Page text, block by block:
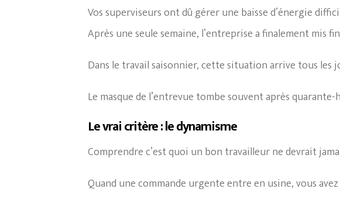
Vos superviseurs ont dû gérer une baisse d’énergie
Après une seule semaine, l’entreprise a finalement mis
Dans le travail saisonnier, cette situation arrive tous les
Le masque de l’entrevue tombe souvent après
Le vrai critère : le dynamisme
Comprendre c’est quoi un bon travailleur ne devrait
Quand une commande urgente entre en usine, vous